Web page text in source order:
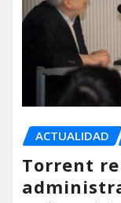
ACTUALIDAD
Torrent